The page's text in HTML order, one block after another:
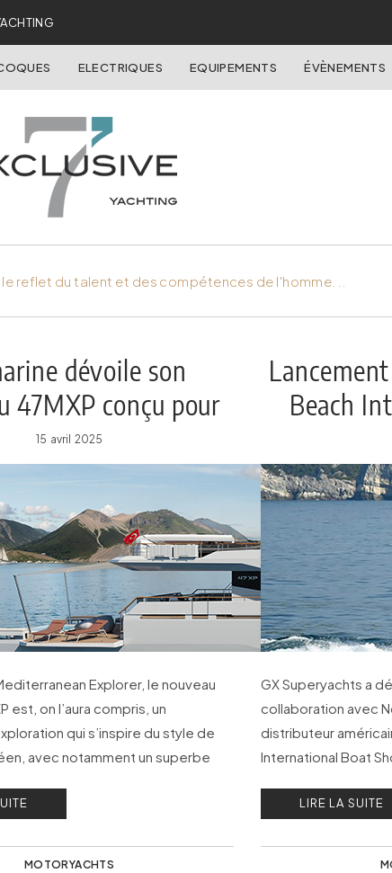
ELECTRIQUES EQUIPEMENTS ÉVÈNEMENTS
reflet du talent et des compétences de l'homme...
dévoile son
47MXP conçu pour
au long cours
15 avril 2025
Explorer, le nouveau
est, on l’aura compris, un
qui s’inspire du style de
avec notamment un superbe
MOTORYACHTS
Beach
GX Superyachts a
collaboration avec
distributeur
International Boat
LIRE LA SUITE